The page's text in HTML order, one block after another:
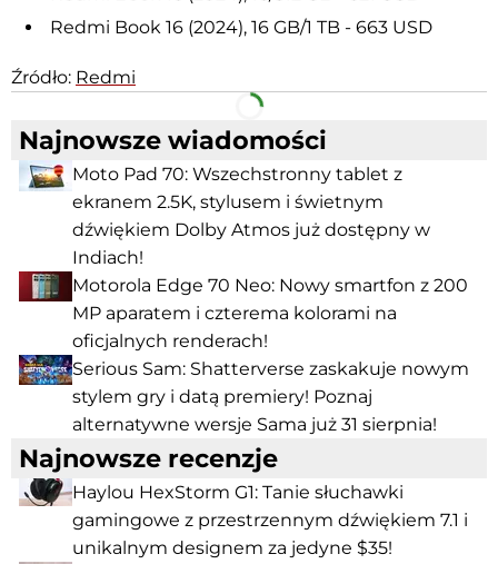
Redmi Book 16 (2024), 16 GB/1 TB - 663 USD
Źródło: Redmi
Facebook Telegram
Najnowsze wiadomości
Moto Pad 70: Wszechstronny tablet z
ekranem 2.5K, stylusem i świetnym
dźwiękiem Dolby Atmos już dostępny w
Indiach!
Motorola Edge 70 Neo: Nowy smartfon z 200
MP aparatem i czterema kolorami na
oficjalnych renderach!
Serious Sam: Shatterverse zaskakuje nowym
stylem gry i datą premiery! Poznaj
alternatywne wersje Sama już 31 sierpnia!
Najnowsze recenzje
Haylou HexStorm G1: Tanie słuchawki
gamingowe z przestrzennym dźwiękiem 7.1 i
unikalnym designem za jedyne $35!